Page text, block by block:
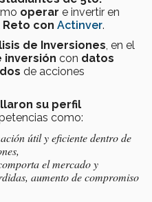
operar e invertir en
Reto con Actinver.
de Inversiones , en el
inversión con datos
de acciones
su perfil
como:
útil y eficiente dentro de
el mercado y
aumento de compromiso